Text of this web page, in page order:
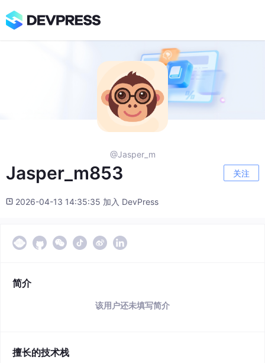
@Jasper_m
Jasper_m853 关注
2026-04-13 14:35:35 加入 DevPress
简介
该用户还未填写简介
擅长的技术栈